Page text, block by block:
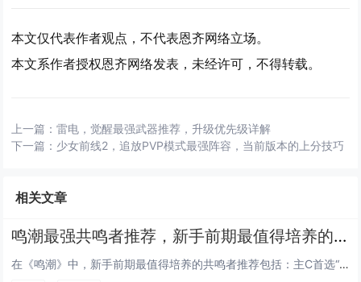
本文仅代表作者观点，不代表恩齐网络立场。
本文系作者授权恩齐网络发表，未经许可，不得转载。
上一篇：雷电，觉醒最强武器推荐，升级优先级详解
下一篇： 少女前线2，追放PVP模式最强阵容，当前版本的上分技巧
相关文章
鸣潮最强共鸣者推荐，新手前期最值得培养的角色
在《鸣潮》中，新手前期最值得培养的共鸣者推荐包括：主C首选“焰心”莉亚，拥有高爆发火元素伤害，技能连贯易上手；副C推荐“...